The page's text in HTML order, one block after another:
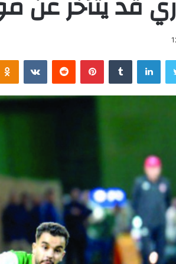
تويتر لينكدإن ‏Tumblr بينتيريست
‏Reddit
‏VKontakte